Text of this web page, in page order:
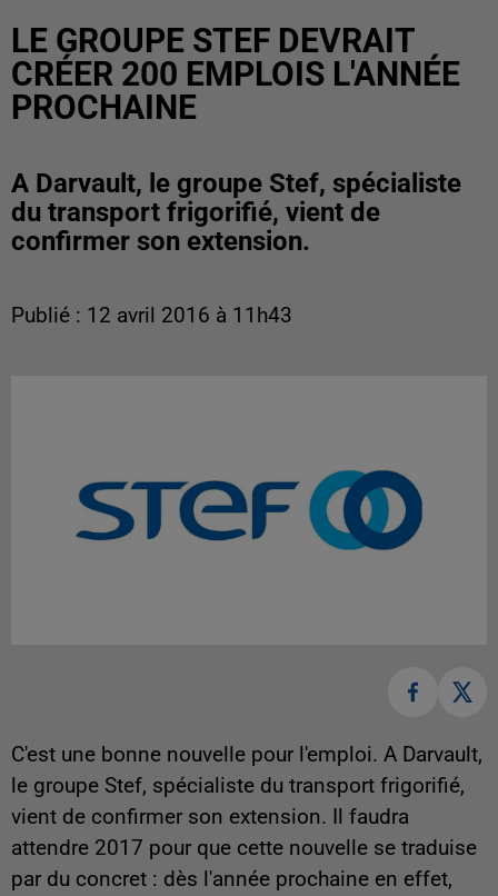
LE GROUPE STEF DEVRAIT
CRÉER 200 EMPLOIS L'ANNÉE
PROCHAINE
A Darvault, le groupe Stef, spécialiste
du transport frigorifié, vient de
confirmer son extension.
Publié : 12 avril 2016 à 11h43
C'est une bonne nouvelle pour l'emploi. A Darvault,
le groupe Stef, spécialiste du transport frigorifié,
vient de confirmer son extension. Il faudra
attendre 2017 pour que cette nouvelle se traduise
par du concret : dès l'année prochaine en effet,